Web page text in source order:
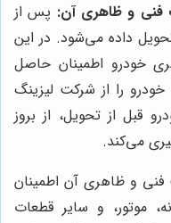
فنی و ظاهری آن: پس از
داده می‌شود. در این
خودرو اطمینان حاصل
را از شرکت لیزینگ
قبل از تحویل، از بروز
می‌کند.
فنی و ظاهری آن اطمینان
موتور، و سایر قطعات